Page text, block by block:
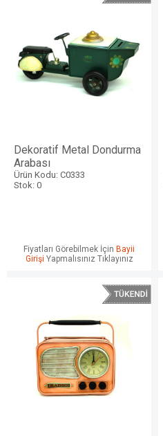
Dekoratif Metal Dondurma
Arabası
Ürün Kodu: C0333
Stok: 0
Fiyatları Görebilmek İçin Bayii
Girişi Yapmalısınız Tıklayınız